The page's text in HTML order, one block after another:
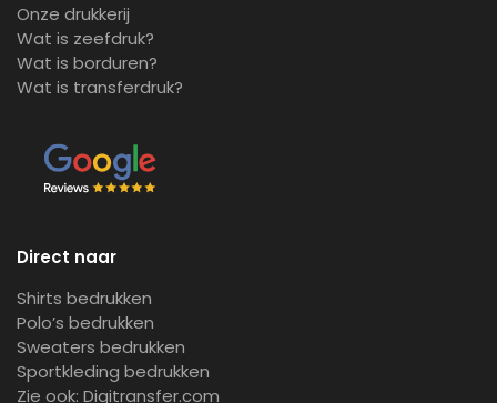
Onze drukkerij
Wat is zeefdruk?
Wat is borduren?
Wat is transferdruk?
Direct naar
Shirts bedrukken
Polo’s bedrukken
Sweaters bedrukken
Sportkleding bedrukken
Zie ook: Digitransfer.com